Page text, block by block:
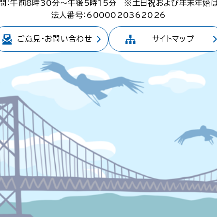
：午前8時30分～午後5時15分
※土日祝および年末年始
法人番号：6000020362026
ご意見・お問い合わせ サイトマップ